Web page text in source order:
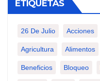
ETIQUETAS
26 De Julio Acciones
Agricultura Alimentos
Beneficios Bloqueo